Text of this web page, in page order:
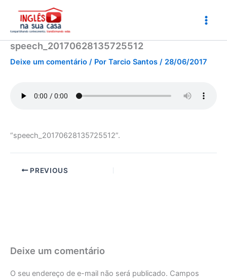
conteúdo
speech_20170628135725512
Deixe um comentário / Por Tarcio Santos / 28/06/2017
“speech_20170628135725512”.
PREVIOUS
Deixe um comentário
O seu endereço de e-mail não será publicado. Campos